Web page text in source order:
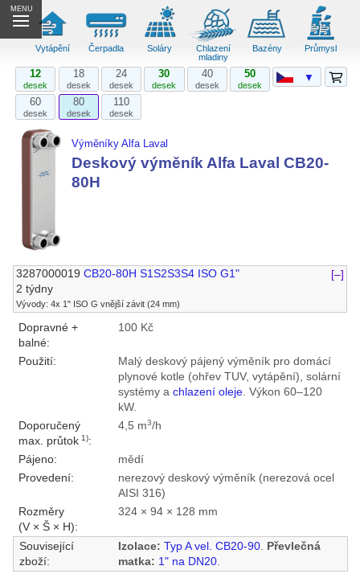
MENU
Vytápění Čerpadla Soláry
Chlazení
mladiny
Bazény Průmysl
12
desek
18
desek
24
desek
30
desek
40
desek
50
desek
60
desek
80
desek
110
desek
Výměníky Alfa Laval
Deskový výměník Alfa Laval CB20-
80H
3287000019 CB20-80H S1S2S3S4 ISO G1"
[–]
2 týdny
Vývody: 4x 1" ISO G vnější závit (24 mm)
Dopravné +
balné:
100 Kč
Použití:
Malý deskový pájený výměník pro domácí
plynové kotle (ohřev TUV, vytápění), solární
systémy a chlazení oleje. Výkon 60–120
kW.
Doporučený
max. průtok1):
4,5 m3/h
Pájeno:
mědí
Provedení:
nerezový deskový výměník (nerezová ocel
AISI 316)
Rozměry
(V × Š × H):
324 × 94 × 128 mm
Související
zboží:
Izolace: Typ A vel. CB20-90. Převlečná
matka: 1" na DN20.
▼